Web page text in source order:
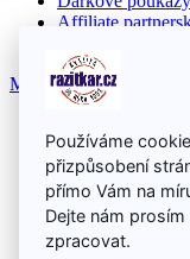
Affiliate
Můj účet
Historie
Seznam přání
Newsletter
Používáme
přizpůsobení
přímo Vám na
Dejte nám
zpracovat.